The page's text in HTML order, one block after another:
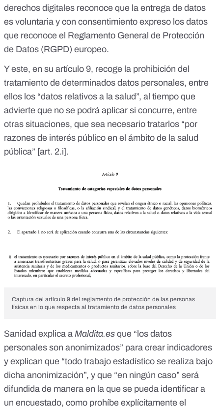
derechos digitales reconoce que la entrega de datos
es voluntaria y con consentimiento expreso los datos
que reconoce el Reglamento General de Protección
de Datos (RGPD) europeo.
Y este, en su artículo 9, recoge la prohibición del
tratamiento de determinados datos personales, entre
ellos los “datos relativos a la salud”, al tiempo que
advierte que no se podrá aplicar si concurre, entre
otras situaciones, que sea necesario tratarlos “por
razones de interés público en el ámbito de la salud
pública” [art. 2.i].
Captura del artículo 9 del reglamento de protección de las personas
físicas en lo que respecta al tratamiento de datos personales
Sanidad explica a Maldita.es que “los datos
personales son anonimizados” para crear indicadores
y explican que “todo trabajo estadístico se realiza bajo
dicha anonimización”, y que “en ningún caso” será
difundida de manera en la que se pueda identificar a
un encuestado, como prohíbe explícitamente el